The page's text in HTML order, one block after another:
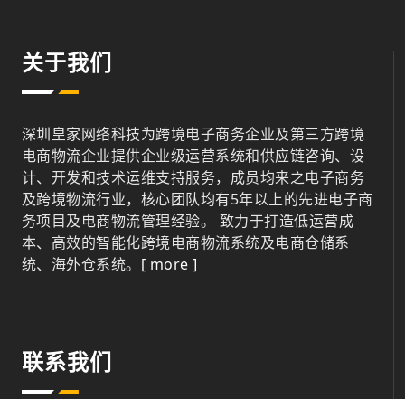
关于我们
深圳皇家网络科技为跨境电子商务企业及第三方跨境
电商物流企业提供企业级运营系统和供应链咨询、设
计、开发和技术运维支持服务，成员均来之电子商务
及跨境物流行业，核心团队均有5年以上的先进电子商
务项目及电商物流管理经验。 致力于打造低运营成
本、高效的智能化跨境电商物流系统及电商仓储系
统、海外仓系统。 [ more ]
联系我们